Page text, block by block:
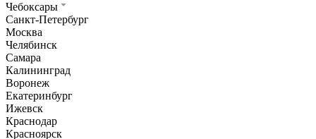
Чебоксары
Санкт-Петербург
Москва
Челябинск
Самара
Калининград
Воронеж
Екатеринбург
Ижевск
Краснодар
Красноярск